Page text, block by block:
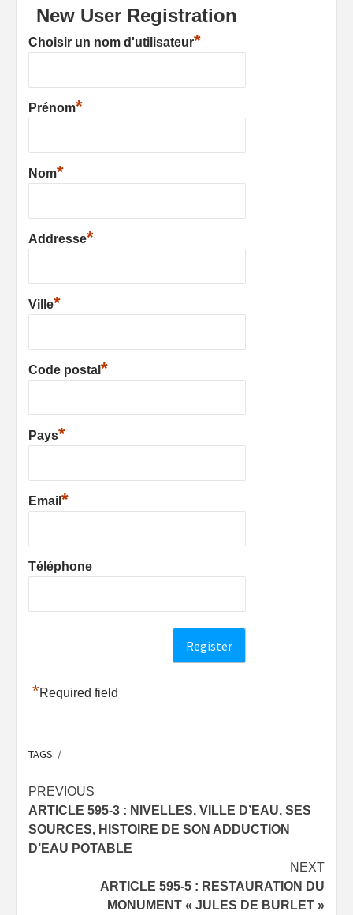
New User Registration
Choisir un nom d'utilisateur*
Prénom*
Nom*
Addresse*
Ville*
Code postal *
Pays*
Email *
Téléphone
*Required field
TAGS: /
Post
navigation
PREVIOUS
ARTICLE 595-3 : NIVELLES, VILLE D’EAU, SES
SOURCES, HISTOIRE DE SON ADDUCTION
D’EAU POTABLE
NEXT
ARTICLE 595-5 : RESTAURATION DU
MONUMENT « JULES DE BURLET »